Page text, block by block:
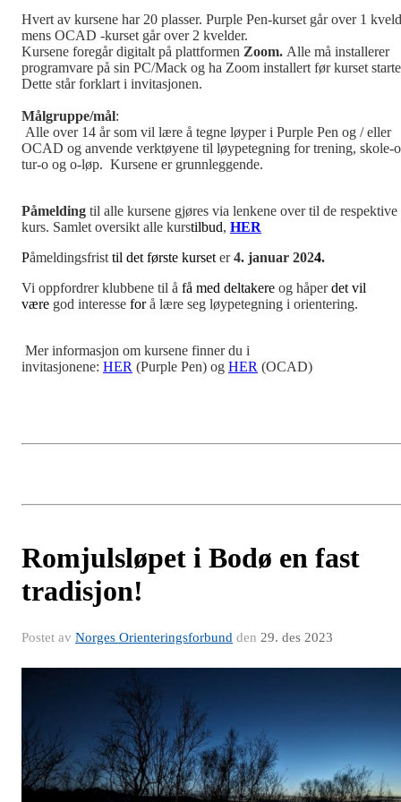
Hvert av kursene har 20 plasser. Purple Pen-kurset går over 1
mens OCAD -kurset går over 2 kvelder.
Kursene foregår digitalt på plattformen Zoom. Alle må installerer
programvare på sin PC/Mack og ha Zoom installert før kurset
Dette står forklart i invitasjonen.
Målgruppe/mål:
Alle over 14 år som vil lære å tegne løyper i Purple Pen og / eller
OCAD og anvende verktøyene til løypetegning for trening, skole-
tur-o og o-løp. Kursene er grunnleggende.
Påmelding til alle kursene gjøres via lenkene over til de respektive
kurs. Samlet oversikt alle kurstilbud, HER
Påmeldingsfrist til det første kurset er4. januar 2024.
Vi oppfordrer klubbene til å få med deltakere og håperdet vil
være god interesse forå lære seg løypetegning i orientering.
Mer informasjon om kursene finner du i
invitasjonene: HER (Purple Pen) og HER (OCAD)
Romjulsløpet i Bodø en fast
tradisjon!
Postet av Norges Orienteringsforbund den 29. des 2023